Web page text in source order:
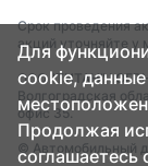
Срок проведения
акций уточняйте у
ООО "ТИТАН" I
Волгоградская
офис 35.
© Автомобильный
Для
cookie,
Продолжая
соглашаетесь